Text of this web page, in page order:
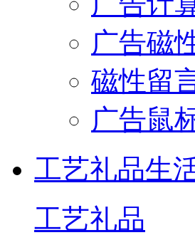
广告磁
磁性留
广告鼠
工艺礼品生
工艺礼品